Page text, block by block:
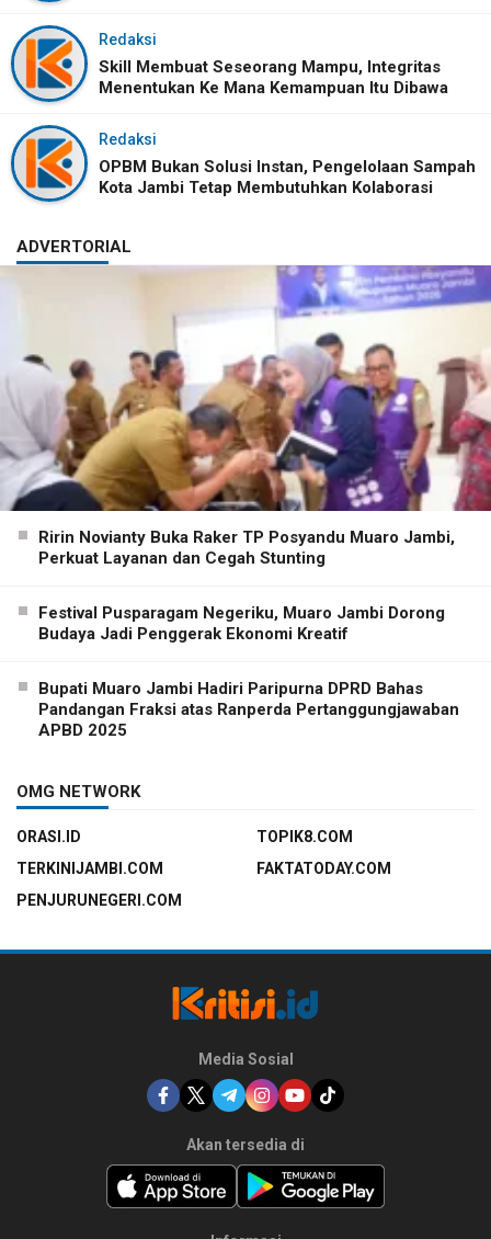
Redaksi
Skill Membuat Seseorang Mampu, Integritas
Menentukan Ke Mana Kemampuan Itu Dibawa
Redaksi
OPBM Bukan Solusi Instan, Pengelolaan Sampah
Kota Jambi Tetap Membutuhkan Kolaborasi
ADVERTORIAL
Ririn Novianty Buka Raker TP Posyandu Muaro Jambi,
Perkuat Layanan dan Cegah Stunting
Festival Pusparagam Negeriku, Muaro Jambi Dorong
Budaya Jadi Penggerak Ekonomi Kreatif
Bupati Muaro Jambi Hadiri Paripurna DPRD Bahas
Pandangan Fraksi atas Ranperda Pertanggungjawaban
APBD 2025
OMG NETWORK
ORASI.ID
TOPIK8.COM
TERKINIJAMBI.COM
FAKTATODAY.COM
PENJURUNEGERI.COM
Media Sosial
Akan tersedia di